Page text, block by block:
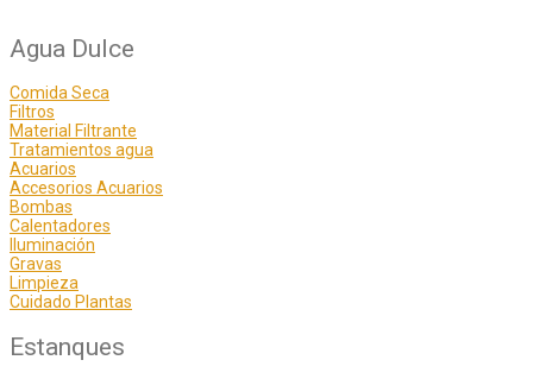
Agua Dulce
Comida Seca
Filtros
Material Filtrante
Tratamientos agua
Acuarios
Accesorios Acuarios
Bombas
Calentadores
Iluminación
Gravas
Limpieza
Cuidado Plantas
Estanques